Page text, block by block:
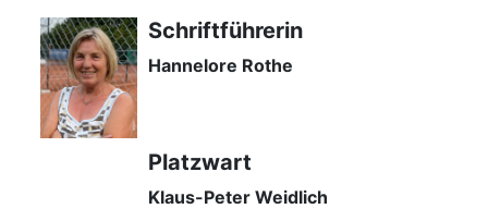
Schriftführerin
Hannelore Rothe
Platzwart
Klaus-Peter Weidlich